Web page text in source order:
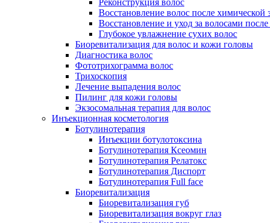
Реконструкция волос
Восстановление волос после химической
Восстановление и уход за волосами
Глубокое увлажнение сухих волос
Биоревитализация для волос и кожи головы
Диагностика волос
Фототрихограмма волос
Трихоскопия
Лечение выпадения волос
Пилинг для кожи головы
Экзосомальная терапия для волос
Инъекционная косметология
Ботулинотерапия
Инъекции ботулотоксина
Ботулинотерапия Ксеомин
Ботулинотерапия Релатокс
Ботулинотерапия Диспорт
Ботулинотерапия Full face
Биоревитализация
Биоревитализация губ
Биоревитализация вокруг глаз